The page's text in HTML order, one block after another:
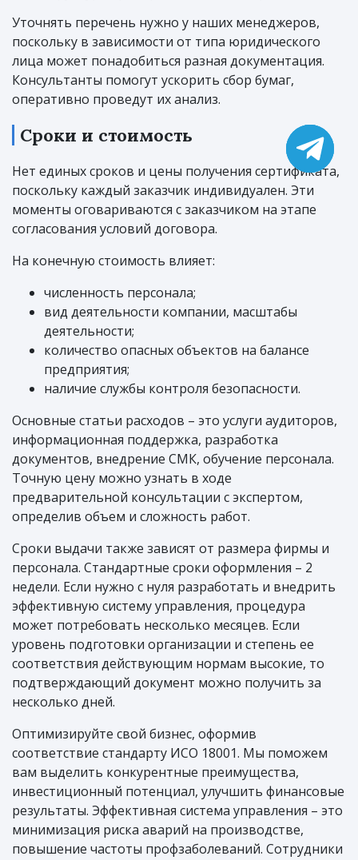
Уточнять перечень нужно у наших менеджеров,
поскольку в зависимости от типа юридического
лица может понадобиться разная документация.
Консультанты помогут ускорить сбор бумаг,
оперативно проведут их анализ.
Сроки и стоимость
Нет единых сроков и цены получения сертификата,
поскольку каждый заказчик индивидуален. Эти
моменты оговариваются с заказчиком на этапе
согласования условий договора.
На конечную стоимость влияет:
численность персонала;
вид деятельности компании, масштабы
деятельности;
количество опасных объектов на балансе
предприятия;
наличие службы контроля безопасности.
Основные статьи расходов – это услуги аудиторов,
информационная поддержка, разработка
документов, внедрение СМК, обучение персонала.
Точную цену можно узнать в ходе
предварительной консультации с экспертом,
определив объем и сложность работ.
Сроки выдачи также зависят от размера фирмы и
персонала. Стандартные сроки оформления – 2
недели. Если нужно с нуля разработать и внедрить
эффективную систему управления, процедура
может потребовать несколько месяцев. Если
уровень подготовки организации и степень ее
соответствия действующим нормам высокие, то
подтверждающий документ можно получить за
несколько дней.
Оптимизируйте свой бизнес, оформив
соответствие стандарту ИСО 18001. Мы поможем
вам выделить конкурентные преимущества,
инвестиционный потенциал, улучшить финансовые
результаты. Эффективная система управления – это
минимизация риска аварий на производстве,
повышение частоты профзаболеваний. Сотрудники